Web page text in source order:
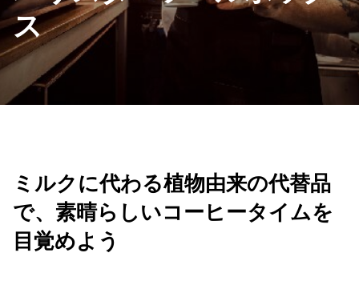
ス
ミルクに代わる植物由来の代替品
で、素晴らしいコーヒータイムを
目覚めよう